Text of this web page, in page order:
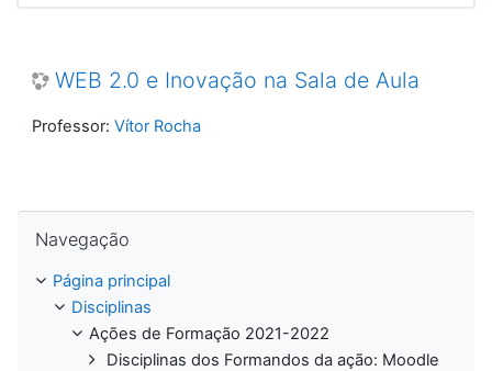
WEB 2.0 e Inovação na Sala de Aula
Professor: Vítor Rocha
Navegação
Página principal
Disciplinas
Ações de Formação 2021-2022
Disciplinas dos Formandos da ação: Moodle